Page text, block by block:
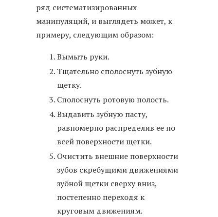
ряд систематизированных
манипуляций, и выглядеть может, к
примеру, следующим образом:
Вымыть руки.
Тщательно сполоснуть зубную
щетку.
Сполоснуть ротовую полость.
Выдавить зубную пасту,
равномерно распределив ее по
всей поверхности щетки.
Очистить внешние поверхности
зубов скребущими движениями
зубной щетки сверху вниз,
постепенно переходя к
круговым движениям.